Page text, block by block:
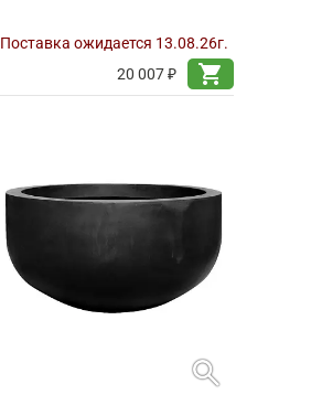
Поставка ожидается 13.08.26г.
20 007 ₽
shopping_cart
search